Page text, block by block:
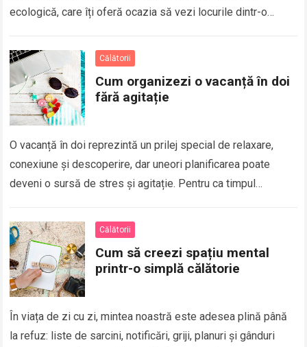
ecologică, care îți oferă ocazia să vezi locurile dintr-o
Călătorii
Cum organizezi o vacanță în doi
fără agitație
O vacanță în doi reprezintă un prilej special de relaxare,
conexiune și descoperire, dar uneori planificarea poate
deveni o sursă de stres și agitație. Pentru ca timpul
Călătorii
Cum să creezi spațiu mental
printr-o simplă călătorie
În viața de zi cu zi, mintea noastră este adesea plină până
la refuz: liste de sarcini, notificări, griji, planuri și gânduri